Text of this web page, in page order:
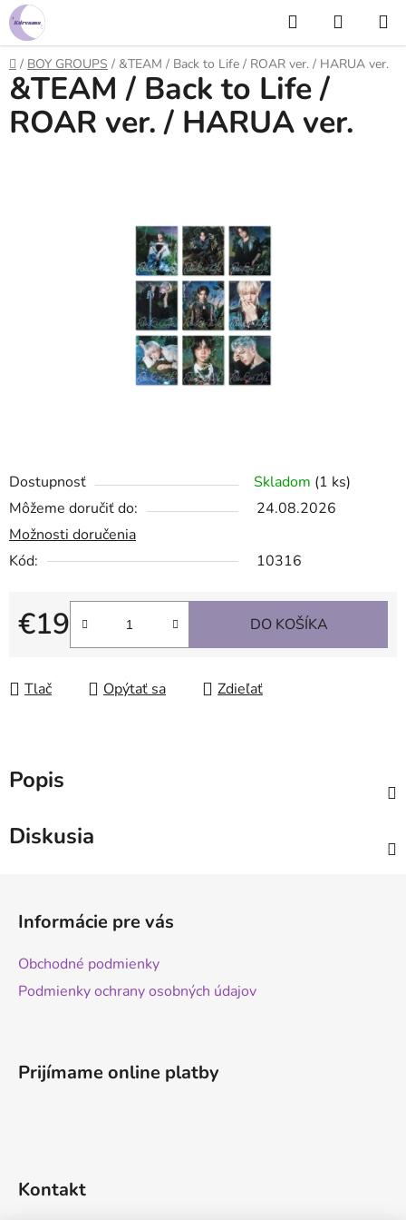
Prejsť
na
obsah
Hľadať
KOŠÍK
Domov
/ BOY GROUPS / &TEAM / Back to Life / ROAR ver. / HARUA ver.
Dostupnosť Skladom (1 ks)
Môžeme doručiť do:
24.08.2026
Možnosti doručenia
Kód:
10316
€19
Jednotková cena:
DO KOŠÍKA
Tlač Opýtať sa Zdieľať
&TEAM / Back to Life /
ROAR ver. / HARUA ver.
Popis
Diskusia
Informácie pre vás
Obchodné podmienky
Podmienky ochrany osobných údajov
Prijímame online platby
Kontakt